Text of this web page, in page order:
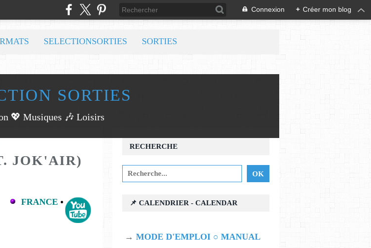
Connexion + Créer mon blog
SORTIES
💖 Musiques 🎶 Loisirs
SELECTIONSORTIES SORTIES
JOK'AIR)
FRANCE •
RECHERCHE
📌 CALENDRIER - CALENDAR
→ MODE D'EMPLOI ○ MANUAL